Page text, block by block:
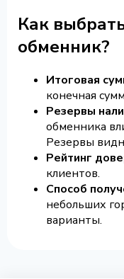
Как
обменник?
Итоговая
конечная
Резервы
обменника
Резервы
Рейтинг
клиентов.
Способ
небольших
варианты.